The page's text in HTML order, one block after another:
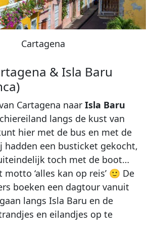
Cartagena
& Isla Baru
Cartagena naar Isla Baru
langs de kust van
hier met de bus en met de
hadden een busticket gekocht,
toch met de boot…
motto ‘alles kan op reis’ 🙂 De
boeken een dagtour vanuit
langs Isla Baru en de
en eilandjes op te